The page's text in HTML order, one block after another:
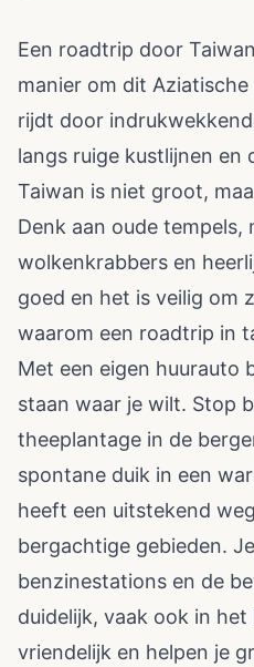
Een roadtrip door
manier om dit
rijdt door
langs ruige kustlijnen en
Taiwan is niet groot,
Denk aan oude tempels,
wolkenkrabbers en
goed en het is veilig om
waarom een roadtrip in
Met een eigen huurauto
staan waar je wilt. Stop
theeplantage in de
spontane duik in een
heeft een uitstekend
bergachtige gebieden.
benzinestations en de
duidelijk, vaak ook in het
vriendelijk en helpen je